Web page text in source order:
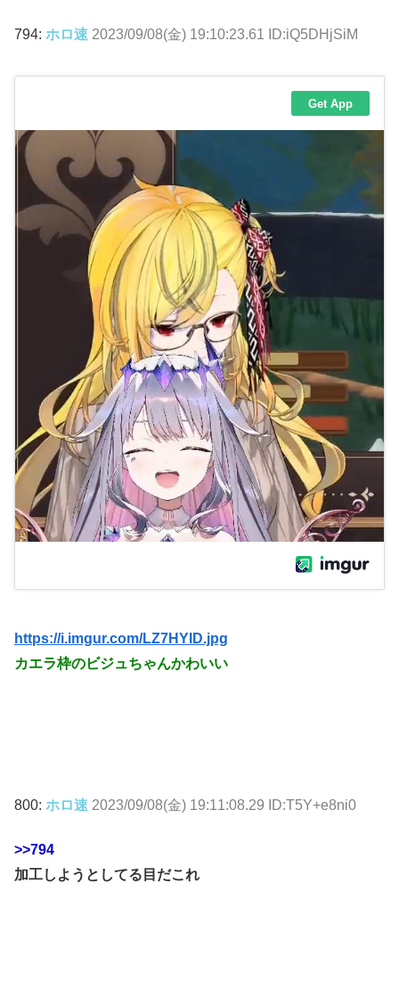
794: ホロ速 2023/09/08(金) 19:10:23.61 ID:iQ5DHjSiM
https://i.imgur.com/LZ7HYID.jpg
カエラ枠のビジュちゃんかわいい
800: ホロ速 2023/09/08(金) 19:11:08.29 ID:T5Y+e8ni0
>>794
加工しようとしてる目だこれ